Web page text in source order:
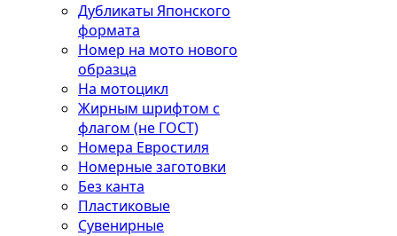
Дубликаты Японского
формата
Номер на мото нового
образца
На мотоцикл
Жирным шрифтом с
флагом (не ГОСТ)
Номера Евростиля
Номерные заготовки
Без канта
Пластиковые
Сувенирные